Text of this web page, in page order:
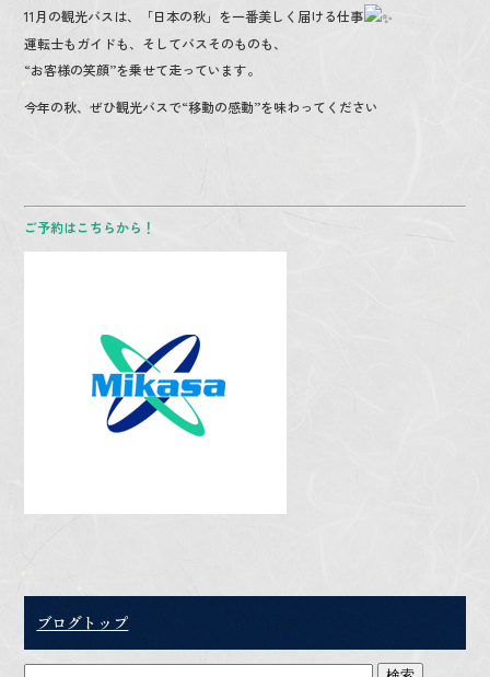
11月の観光バスは、「日本の秋」を一番美しく届ける仕事
運転士もガイドも、そしてバスそのものも、
“お客様の笑顔”を乗せて走っています。
今年の秋、ぜひ観光バスで“移動の感動”を味わってください
ご予約はこちらから！
ブログトップ